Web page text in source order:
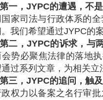
第一，JYPC的遭遇，不
家司法与行政体系的
我们希望通过JYPC的
第二，JYPC的诉求，与
势必聚焦法律的落地
过系列文章，为相关立
第三，JYPC的追问，触
权力以备案之名行审